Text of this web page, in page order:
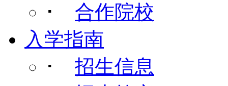
･ 合作院校
入学指南
･ 招生信息